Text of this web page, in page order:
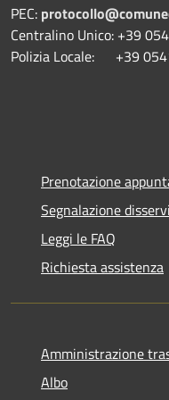
PEC:
Centralino Unico: +39
Polizia Locale: +39
Prenotazione
Segnalazione
Leggi le FAQ
Richiesta assistenza
Amministrazione
Albo